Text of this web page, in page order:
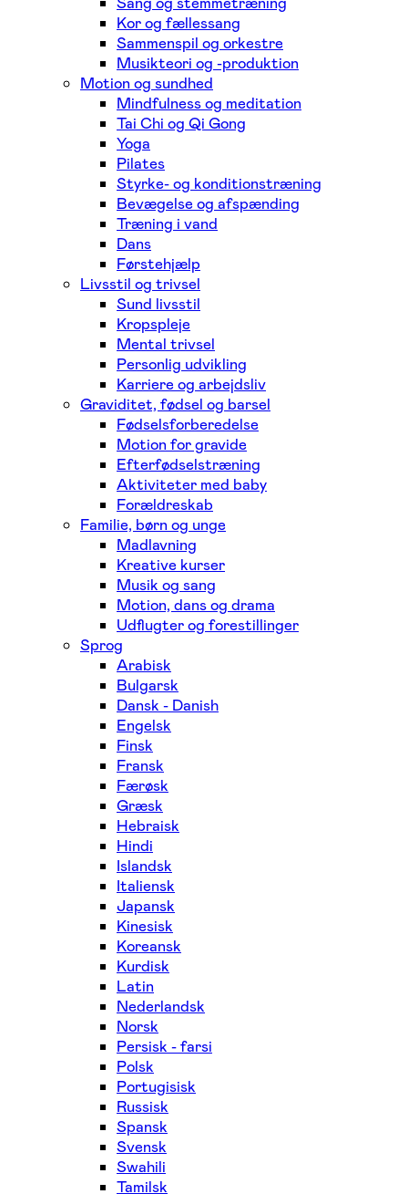
Kor og fællessang
Sammenspil og orkestre
Musikteori og -produktion
Motion og sundhed
Mindfulness og meditation
Tai Chi og Qi Gong
Yoga
Pilates
Styrke- og konditionstræning
Bevægelse og afspænding
Træning i vand
Dans
Førstehjælp
Livsstil og trivsel
Sund livsstil
Kropspleje
Mental trivsel
Personlig udvikling
Karriere og arbejdsliv
Graviditet, fødsel og barsel
Fødselsforberedelse
Motion for gravide
Efterfødselstræning
Aktiviteter med baby
Forældreskab
Familie, børn og unge
Madlavning
Kreative kurser
Musik og sang
Motion, dans og drama
Udflugter og forestillinger
Sprog
Arabisk
Bulgarsk
Dansk - Danish
Engelsk
Finsk
Fransk
Færøsk
Græsk
Hebraisk
Hindi
Islandsk
Italiensk
Japansk
Kinesisk
Koreansk
Kurdisk
Latin
Nederlandsk
Norsk
Persisk - farsi
Polsk
Portugisisk
Russisk
Spansk
Svensk
Swahili
Tamilsk